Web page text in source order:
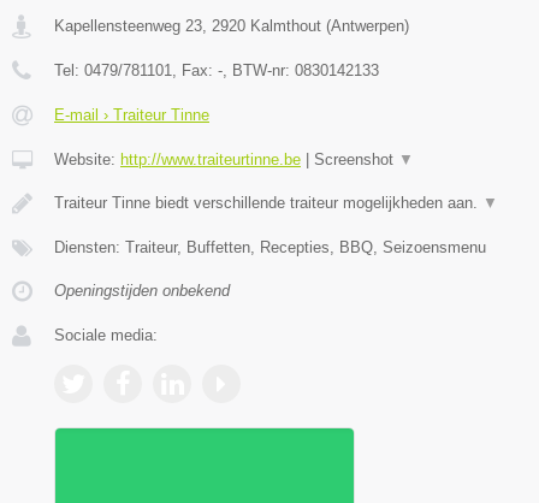
Kapellensteenweg 23 2920 Kalmthout (Antwerpen)
Tel: 0479/781101 , Fax: - , BTW-nr: 0830142133
E-mail › Traiteur Tinne
Website: http://www.traiteurtinne.be | Screenshot ▼
Traiteur Tinne biedt verschillende traiteur mogelijkheden aan. ▼
Diensten: Traiteur, Buffetten, Recepties, BBQ, Seizoensmenu
Openingstijden onbekend
Sociale media: